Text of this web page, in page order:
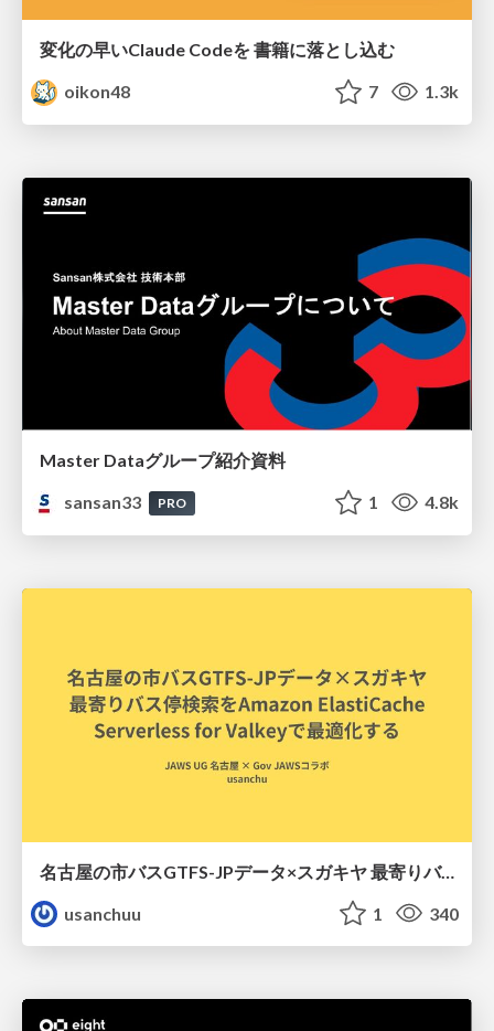
変化の早いClaude Codeを 書籍に落とし込む
oikon48
7 1.3k
Master Dataグループ紹介資料
sansan33
PRO 1 4.8k
名古屋の市バスGTFS-JPデータ×スガキヤ 最寄りバス停検索をAmazon ElastiCache Serverless for Valkeyで最適化する
usanchuu
1 340